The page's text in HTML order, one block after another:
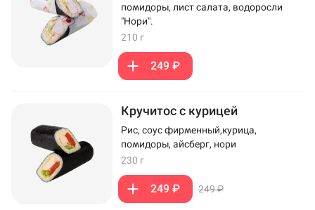
помидоры, лист салата, водоросли
"Нори".
210 г
249 ₽
Кручитос с курицей
Рис, соус фирменный,курица,
помидоры, айсберг, нори
230 г
249 ₽ 249 ₽